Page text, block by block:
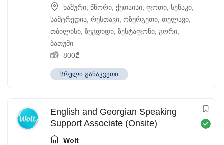
ხაშური წნორი ქუთაისი ფოთი სენაკი
სამტრედია რუსთავი ოზურგეთი თელავი
თბილისი ზუგდიდი ზესტაფონი გორი
ბათუმი
800₾
სრული განაკვეთი
English and Georgian Speaking
Support Associate (Onsite)
Wolt